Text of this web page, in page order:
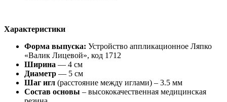
Характеристики
Форма выпуска: Устройство аппликационное Ляпко
«Валик Лицевой», код 1712
Ширина — 4 см
Диаметр — 5 см
Шаг игл (расстояние между иглами) – 3.5 мм
Состав основы – высококачественная медицинская